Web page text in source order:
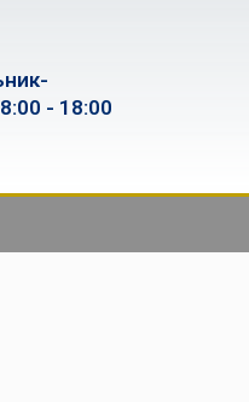
- 18:00